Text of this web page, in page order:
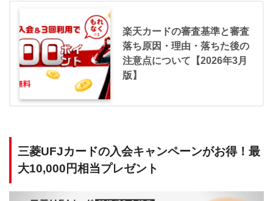
楽天カードの審査基準と審査
落ち原因・理由・落ちた後の
注意点について【2026年3月
版】
三菱UFJカードの入会キャンペーンがお得！最
大10,000円相当プレゼント